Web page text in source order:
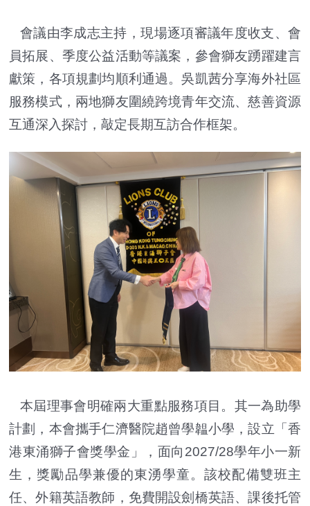
會議由李成志主持，現場逐項審議年度收支、會
員拓展、季度公益活動等議案，參會獅友踴躍建言
獻策，各項規劃均順利通過。吳凱茜分享海外社區
服務模式，兩地獅友圍繞跨境青年交流、慈善資源
互通深入探討，敲定長期互訪合作框架。
本屆理事會明確兩大重點服務項目。其一為助學
計劃，本會攜手仁濟醫院趙曾學韞小學，設立「香
港東涌獅子會獎學金」，面向2027/28學年小一新
生，獎勵品學兼優的東湧學童。該校配備雙班主
任、外籍英語教師，免費開設劍橋英語、課後托管